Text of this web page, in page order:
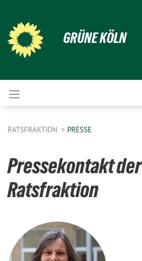
GRÜNE KÖLN
RATSFRAKTION PRESSE
Pressekontakt der
Ratsfraktion